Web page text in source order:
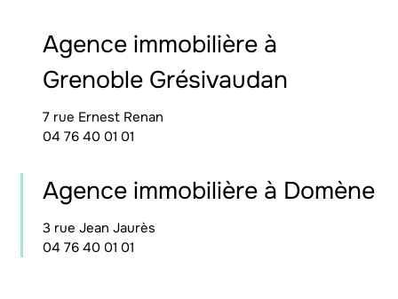
Agence immobilière à
Grenoble Grésivaudan
7 rue Ernest Renan
04 76 40 01 01
Agence immobilière à Domène
3 rue Jean Jaurès
04 76 40 01 01